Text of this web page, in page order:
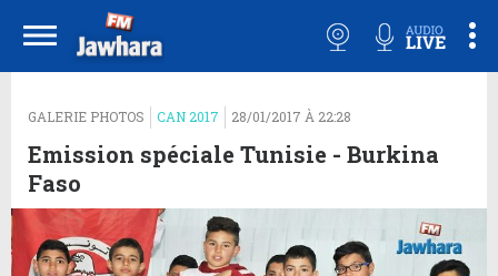
GALERIE PHOTOS CAN 2017 28/01/2017 À 22:28
Emission spéciale Tunisie - Burkina
Faso